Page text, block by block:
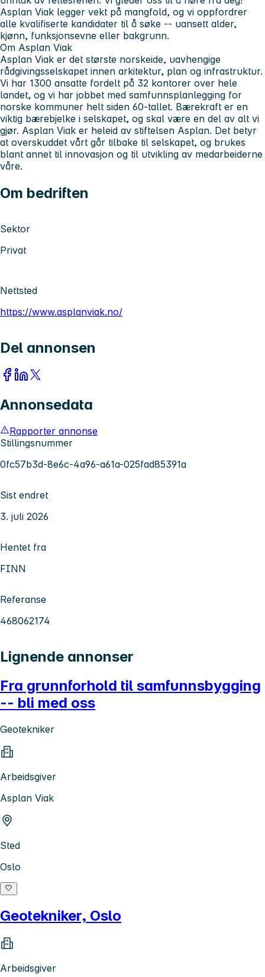
Asplan Viak legger vekt på mangfold, og vi oppfordrer
alle kvalifiserte kandidater til å søke -- uansett alder,
kjønn, funksjonsevne eller bakgrunn.
Om Asplan Viak
Asplan Viak er det største norskeide, uavhengige
rådgivingsselskapet innen arkitektur, plan og infrastruktur.
Vi har 1300 ansatte fordelt på 32 kontorer over hele
landet, og vi har jobbet med samfunnsplanlegging for
norske kommuner helt siden 60-tallet. Bærekraft er en
viktig bærebjelke i selskapet, og skal være en del av alt vi
gjør. Asplan Viak er heleid av stiftelsen Asplan. Det betyr
at overskuddet vårt går tilbake til selskapet, og brukes
blant annet til innovasjon og til utvikling av medarbeiderne
våre.
Om bedriften
Sektor
Privat
Nettsted
https://www.asplanviak.no/
Del annonsen
Annonsedata
Rapporter annonse
Stillingsnummer
0fc57b3d-8e6c-4a96-a61a-025fad85391a
Sist endret
3. juli 2026
Hentet fra
FINN
Referanse
468062174
Lignende annonser
Fra grunnforhold til samfunnsbygging
-- bli med oss
Geotekniker
Arbeidsgiver
Asplan Viak
Sted
Oslo
Geotekniker, Oslo
Arbeidsgiver